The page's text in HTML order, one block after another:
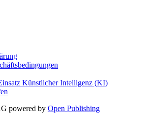
Künstlicher Intelligenz (KI)
powered by Open Publishing